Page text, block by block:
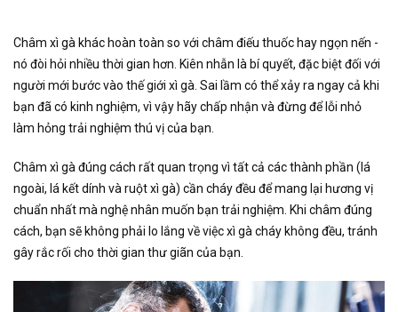
Châm xì gà khác hoàn toàn so với châm điếu thuốc hay ngọn nến -
nó đòi hỏi nhiều thời gian hơn. Kiên nhẫn là bí quyết, đặc biệt đối với
người mới bước vào thế giới xì gà. Sai lầm có thể xảy ra ngay cả khi
bạn đã có kinh nghiệm, vì vậy hãy chấp nhận và đừng để lỗi nhỏ
làm hỏng trải nghiệm thú vị của bạn.
Châm xì gà đúng cách rất quan trọng vì tất cả các thành phần (lá
ngoài, lá kết dính và ruột xì gà) cần cháy đều để mang lại hương vị
chuẩn nhất mà nghệ nhân muốn bạn trải nghiệm. Khi châm đúng
cách, bạn sẽ không phải lo lắng về việc xì gà cháy không đều, tránh
gây rắc rối cho thời gian thư giãn của bạn.